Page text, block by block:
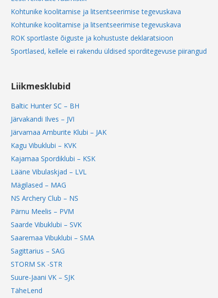
Kohtunike koolitamise ja litsentseerimise tegevuskava
Kohtunike koolitamise ja litsentseerimise tegevuskava
ROK sportlaste õiguste ja kohustuste deklaratsioon
Sportlased, kellele ei rakendu üldised sporditegevuse piirangud
Liikmesklubid
Baltic Hunter SC – BH
Järvakandi Ilves – JVI
Järvamaa Amburite Klubi – JAK
Kagu Vibuklubi – KVK
Kajamaa Spordiklubi – KSK
Lääne Vibulaskjad – LVL
Mägilased – MAG
NS Archery Club – NS
Pärnu Meelis – PVM
Saarde Vibuklubi – SVK
Saaremaa Vibuklubi – SMA
Sagittarius – SAG
STORM SK -STR
Suure-Jaani VK – SJK
TäheLend